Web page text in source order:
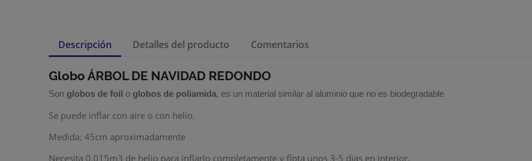
Descripción Detalles del producto Comentarios
Globo ÁRBOL DE NAVIDAD REDONDO
Son globos de foil o globos de poliamida, es un material similar al aluminio que no es biodegradable
Se puede inflar con aire o con helio.
Medida: 45cm aproximadamente
Necesita 0.015m3 de helio para inflarlo completamente y flota unos 3-5 dias en interior.